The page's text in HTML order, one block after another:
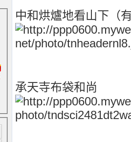
中和烘爐地看山下（
承天寺布袋和尚